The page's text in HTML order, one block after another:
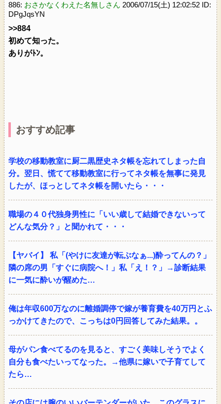
886: おさかなくわえた名無しさん 2006/07/15(土) 12:02:52 ID:
DPgJqsYN
>>884
初めて知った。
ありがﾄﾝ。
おすすめ記事
学校の移動教室に厨二黒歴史ネタ帳を忘れてしまった自
分。翌日、慌てて移動教室に行ってネタ帳を無事に発見
したが、ほっとしてネタ帳を開いたら・・・
職場の４０代独身男性に「いい歳して結婚できないって
どんな気分？」と聞かれて・・・
【ヤバイ】 私「(やけに友達が転ぶなぁ...)酔ってんの？」
隣の席の男「すぐに病院へ！」私「え！？」→診断結果
に一気に酔いが醒めた…
俺は年収600万なのに離婚調停で嫁が養育費を40万円とふ
っかけてきたので、こっちは0円回答してみた結果。。
母がパン食べてるのを見ると、すごく美味しそうでよく
自分も食べたいってなった。→他県に嫁いで子育てして
たら…